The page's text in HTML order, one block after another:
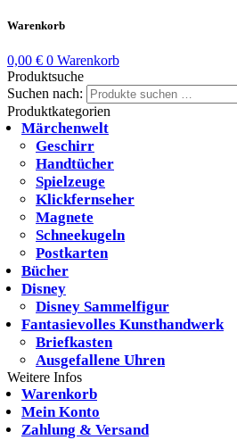
Warenkorb
0,00 € 0 Warenkorb
Produktsuche
Suchen nach:
Produktkategorien
Märchenwelt
Geschirr
Handtücher
Spielzeuge
Klickfernseher
Magnete
Schneekugeln
Postkarten
Bücher
Disney
Disney Sammelfigur
Fantasievolles Kunsthandwerk
Briefkasten
Ausgefallene Uhren
Weitere Infos
Warenkorb
Mein Konto
Zahlung & Versand